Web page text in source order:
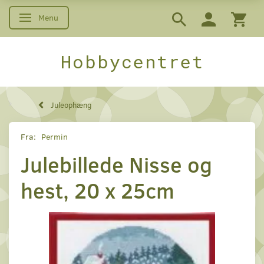
Skifte navigation
Menu
Hobbycentret
Juleophæng
Fra: Permin
Julebillede Nisse og
hest, 20 x 25cm